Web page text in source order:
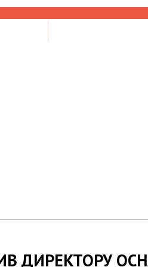
ДИРЕКТОРУ